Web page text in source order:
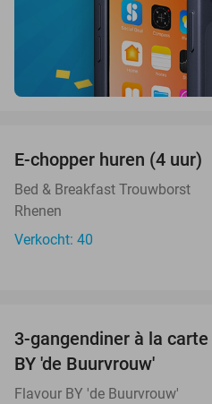
E-chopper huren (4 uur)
Bed & Breakfast Trouwborst
Rhenen
Verkocht: 40
3-gangendiner à la
BY 'de Buurvrouw'
Flavour BY 'de Buurvrouw'